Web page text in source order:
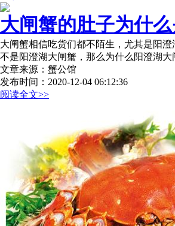
大闸蟹的肚子为什
大闸蟹相信吃货们都不陌生，尤其是阳
不是阳澄湖大闸蟹，那么为什么阳澄湖
文章来源：蟹公馆
发布时间：2020-12-04 06:12:36
阅读全文>>